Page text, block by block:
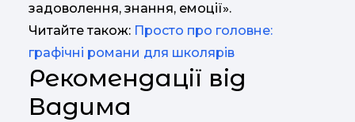
задоволення, знання, емоції».
Читайте також: Просто про головне:
графічні романи для школярів
Рекомендації від
Вадима